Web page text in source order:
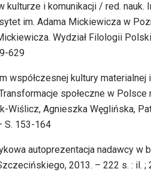
kulturze i komunikacji / red.
im. Adama Mickiewicza w
Wydział Filologii
629
współczesnej kultury
społeczne w
Wiślicz, Agnieszka Węglińska,
S. 153-164
autoprezentacja nadawcy
2013. – 222 s. : il.